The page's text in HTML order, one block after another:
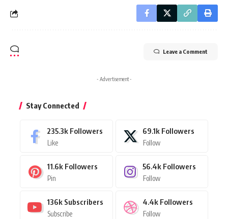
Leave a Comment
- Advertisement -
Stay Connected
235.3k Followers
Like
69.1k Followers
Follow
11.6k Followers
Pin
56.4k Followers
Follow
136k Subscribers
Subscribe
4.4k Followers
Follow